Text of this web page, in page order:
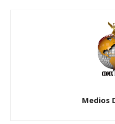
Medios